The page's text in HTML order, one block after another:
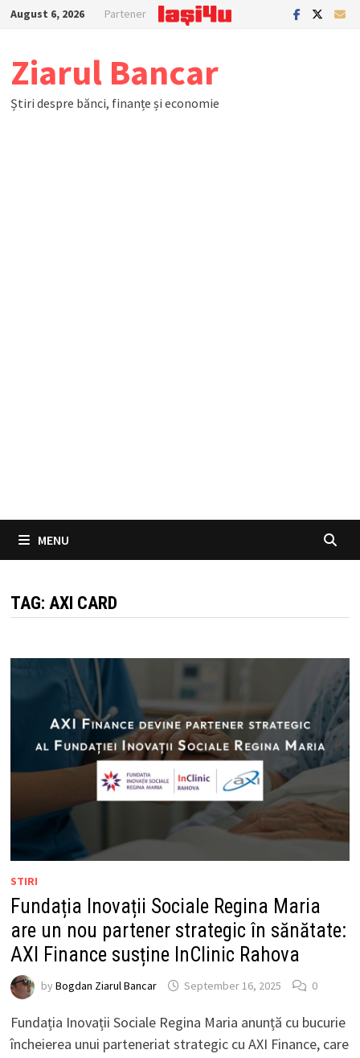
SkipAugust 6, 2026 Partener
Ziarul Bancar
Știri despre bănci, finanțe și economie
MENU
TAG: AXI CARD
STIRI
Fundația Inovații Sociale Regina Maria
are un nou partener strategic în sănătate:
AXI Finance susține InClinic Rahova
by Bogdan Ziarul Bancar September 16, 2025 0
Fundația Inovații Sociale Regina Maria anunță cu bucurie
încheierea unui parteneriat strategic cu AXI Finance, care